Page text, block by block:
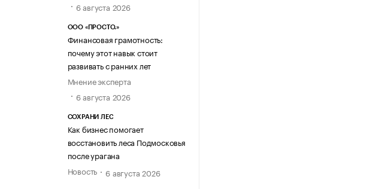
6 августа 2026
ООО «ПРОСТО.»
Финансовая грамотность:
почему этот навык стоит
развивать с ранних лет
Мнение эксперта
6 августа 2026
СОХРАНИ ЛЕС
Как бизнес помогает
восстановить леса Подмосковья
после урагана
Новость
6 августа 2026